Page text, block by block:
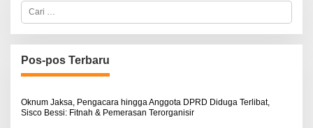
C
r
i
u
n
u
:
Pos-pos Terbaru
Oknum Jaksa, Pengacara hingga Anggota DPRD Diduga Terlibat,
Sisco Bessi: Fitnah & Pemerasan Terorganisir